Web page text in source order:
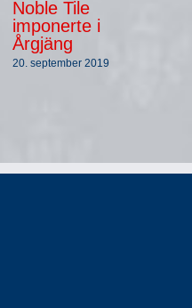
Noble Tile
imponerte i
Årgjäng
20. september 2019